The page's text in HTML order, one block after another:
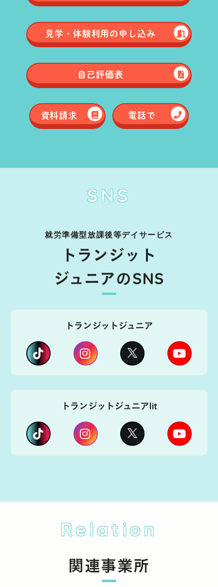
見学・体験利用の申し込み
自己評価表
資料請求 電話で
SNS
就労準備型放課後等デイサービス
トランジット
ジュニアのSNS
トランジットジュニア
トランジットジュニアlit
Relation
関連事業所